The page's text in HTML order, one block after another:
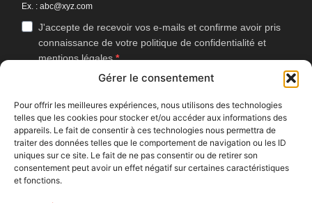
Gérer le consentement
Pour offrir les meilleures expériences, nous utilisons des technologies
telles que les cookies pour stocker et/ou accéder aux informations des
appareils. Le fait de consentir à ces technologies nous permettra de
traiter des données telles que le comportement de navigation ou les ID
uniques sur ce site. Le fait de ne pas consentir ou de retirer son
consentement peut avoir un effet négatif sur certaines caractéristiques
et fonctions.
Ex. : abc@xyz.com
J'accepte de recevoir vos e-mails et confirme avoir pris
connaissance de votre politique de confidentialité et
mentions légales.
Vous pouvez vous désinscrire à tout moment en cliquant sur le lien
J'accepte que Bike Café mesure l'ouverture des
newsletters afin d'améliorer les contenus proposés.
S'INSCRIRE